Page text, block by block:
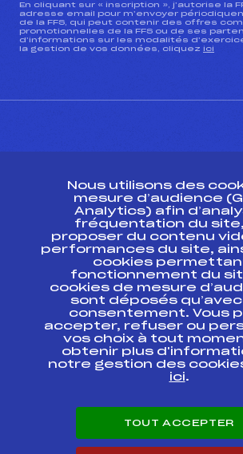
En cliquant sur « inscription », j’autorise la
adresse email pour m’envoyer
de la FFS, qui peut contenir des offres
promotionnelles de la FFS ou de ses
d’informations sur les modalités
la gestion de vos données, cliquez ici
ESPACE PRESSE
Ressources
Pass’Neige
Projet sportif fédéral
Projet de performance
Antidopage
Pôle Développement,
Scientifique
Listes ministérielles
Pôle vie de l’athlète
Carrières
Nous utilisons des
mesure d’audience
Analytics) afin
fréquentation du
proposer du contenu
performances du site,
cookies
fonctionnement du
cookies de mesure
sont déposés
consentement. Vous
accepter, refuser ou
vos choix à tout
obtenir plus
notre gestion des
ici.
TOUT ACCEPTER